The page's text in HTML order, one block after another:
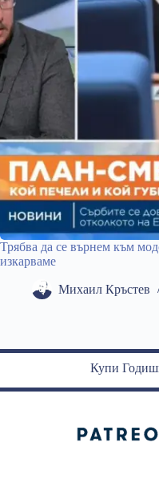
Трябва да се върнем към
изкарваме
Михаил Кръстев
Купи